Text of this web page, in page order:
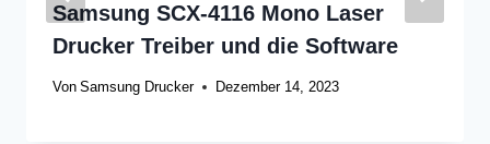
Samsung SCX-4116 Mono Laser
Drucker Treiber und die Software
Von Samsung Drucker Dezember 14, 2023